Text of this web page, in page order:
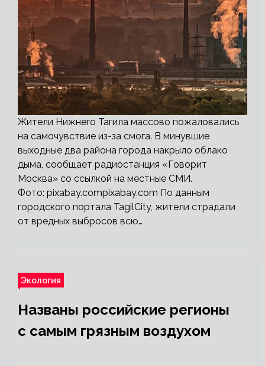
Жители Нижнего Тагила массово пожаловались
на самочувствие из-за смога. В минувшие
выходные два района города накрыло облако
дыма, сообщает радиостанция «Говорит
Москва» со ссылкой на местные СМИ.
Фото: pixabay.compixabay.com По данным
городского портала TagilCity, жители страдали
от вредных выбросов всю…
Экология
Названы российские регионы
с самым грязным воздухом